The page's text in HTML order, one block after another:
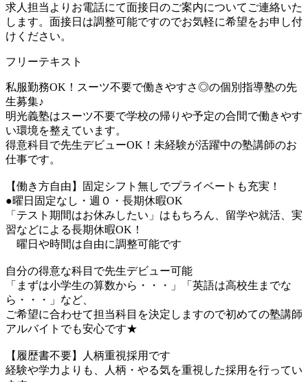
求人担当よりお電話にて面接日のご案内についてご連絡いた
します。面接日は調整可能ですのでお気軽に希望をお申し付
けください。
フリーテキスト
私服勤務OK！スーツ不要で働きやすさ◎の個別指導塾の先
生募集♪
明光義塾はスーツ不要で学校の帰りや予定の合間で働きやす
い環境を整えています。
得意科目で先生デビューOK！未経験が活躍中の塾講師のお
仕事です。
【働き方自由】固定シフト無しでプライベートも充実！
●曜日固定なし・週０・長期休暇OK
「テスト期間はお休みしたい」はもちろん、留学や就活、実
習などによる長期休暇OK！
曜日や時間は自由に調整可能です
自分の得意な科目で先生デビュー可能
「まずは小学生の算数から・・・」「英語は高校生までな
ら・・・」など、
ご希望に合わせて担当科目を決定しますので初めての塾講師
アルバイトでも安心です★
【履歴書不要】人柄重視採用です
経験や学力よりも、人柄・やる気を重視した採用を行ってい